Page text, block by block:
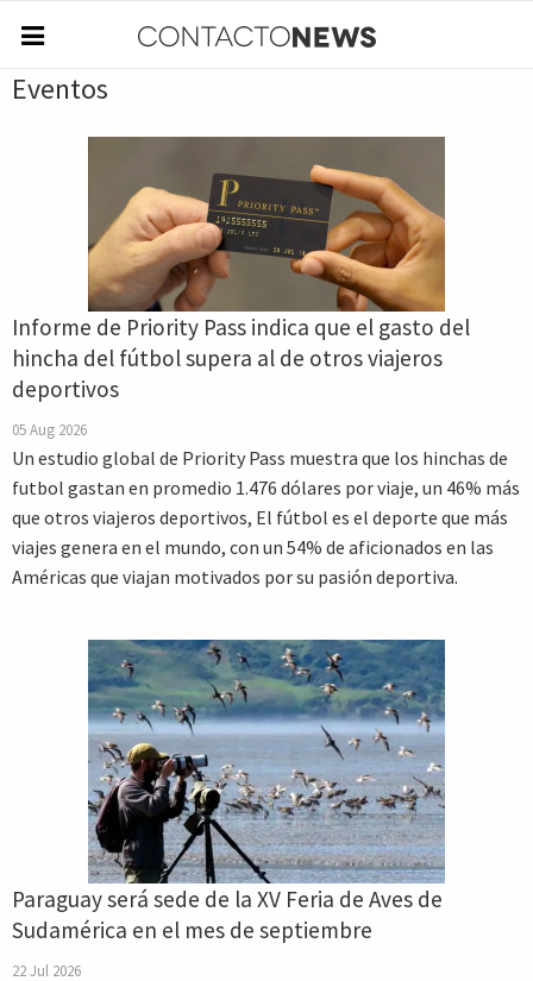
Eventos
Informe de Priority Pass indica que el gasto del
hincha del fútbol supera al de otros viajeros
deportivos
05 Aug 2026
Un estudio global de Priority Pass muestra que los hinchas de
futbol gastan en promedio 1.476 dólares por viaje, un 46% más
que otros viajeros deportivos, El fútbol es el deporte que más
viajes genera en el mundo, con un 54% de aficionados en las
Américas que viajan motivados por su pasión deportiva.
Paraguay será sede de la XV Feria de Aves de
Sudamérica en el mes de septiembre
22 Jul 2026